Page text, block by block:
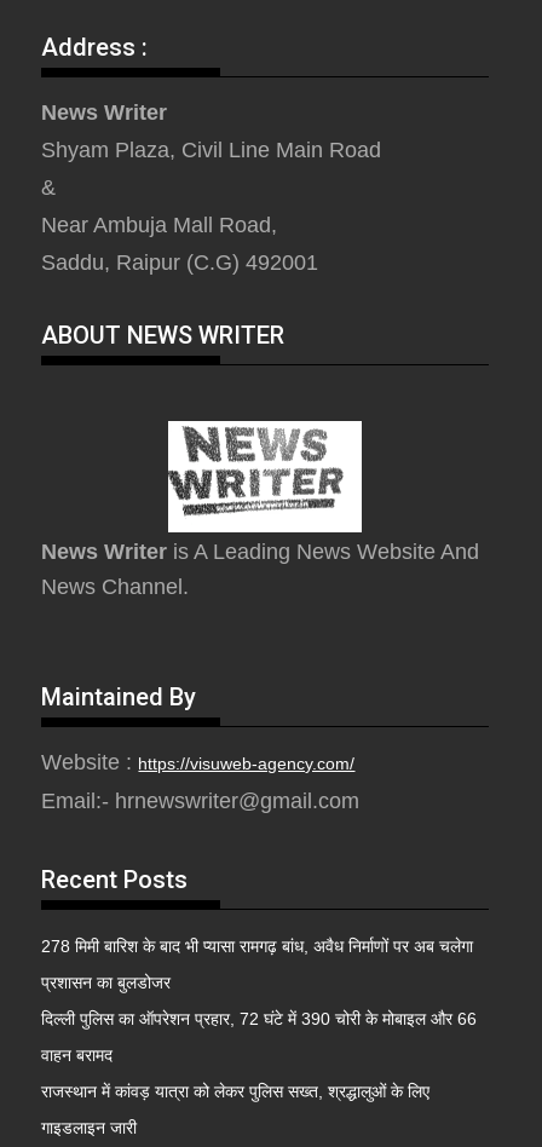
Address :
News Writer
Shyam Plaza, Civil Line Main Road
&
Near Ambuja Mall Road,
Saddu, Raipur (C.G) 492001
ABOUT NEWS WRITER
News Writer is A Leading News Website And
News Channel.
Maintained By
Website : https://visuweb-agency.com/
Email:- hrnewswriter@gmail.com
Recent Posts
278 मिमी बारिश के बाद भी प्यासा रामगढ़ बांध, अवैध निर्माणों पर अब चलेगा
प्रशासन का बुलडोजर
दिल्ली पुलिस का ऑपरेशन प्रहार, 72 घंटे में 390 चोरी के मोबाइल और 66
वाहन बरामद
राजस्थान में कांवड़ यात्रा को लेकर पुलिस सख्त, श्रद्धालुओं के लिए
गाइडलाइन जारी